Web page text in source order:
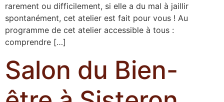
rarement ou difficilement, si elle a du mal à jaillir
spontanément, cet atelier est fait pour vous ! Au
programme de cet atelier accessible à tous :
comprendre […]
Salon du Bien-